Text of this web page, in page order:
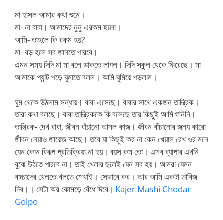
মা হাসল আমার কথা শুনে।
মা- না বাবা। আমাদের নুনু এরকম হয়না।
আমি- তাহলে কি রকম হয়?
মা- বড় হলে সব জানতে পারবে।
এমন সময় দিদি মা মা বলে ডাকতে লাগল। দিদি স্কুল থেকে ফিরেছে। মা
আমাকে প্যান্ট পড়ে ঘুমাতে বলল। আমি ঘুমিয়ে পড়লাম।
ঘুম থেকে উঠলাম সন্ধায়। বাবা এসেছে। বাবার সাথে একজন তান্ত্রিক।
তারা কথা বলছে। বাবা তান্ত্রিককে কি বলেছে তার কিছুই আমি শুনিনি।
তান্ত্রিক- দেখ বাবা, জীবন বাঁচানো আসল কাজ। জীবন বাঁচানোর জন্য কারো
জীবন নেয়াও জায়েজ আছে। তবে যা কিছুই কর না কেন খেয়াল রেখ ওর মনে
যেন কোন বিরূপ প্রতিক্রিয়া না হয়। বয়স কম তো। এসব ব্যাপার এখনি
বুঝে উঠতে পারবে না। তাই খেলার ছলেই যেন সব হয়। আমরা যেমন
বাচ্চাদের খেলতে খলতে শেখাই। সেভাবে কর। আর আমি একটা তাবিজ
দিব।। সেটা অর কোমড়ে বেঁধে দিবে। Kajer Mashi Chodar
Golpo